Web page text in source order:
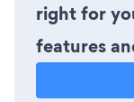
right for
features